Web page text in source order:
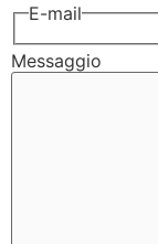
E-mail
Messaggio